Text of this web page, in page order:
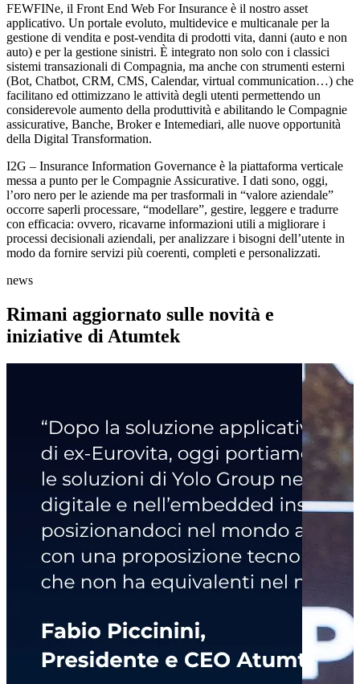
FEWFINe, il Front End Web For Insurance è il nostro asset
applicativo. Un portale evoluto, multidevice e multicanale per la
gestione di vendita e post-vendita di prodotti vita, danni (auto e non
auto) e per la gestione sinistri. È integrato non solo con i classici
sistemi transazionali di Compagnia, ma anche con strumenti esterni
(Bot, Chatbot, CRM, CMS, Calendar, virtual communication…) che
facilitano ed ottimizzano le attività degli utenti permettendo un
considerevole aumento della produttività e abilitando le Compagnie
assicurative, Banche, Broker e Intemediari, alle nuove opportunità
della Digital Transformation.
I2G – Insurance Information Governance è la piattaforma verticale
messa a punto per le Compagnie Assicurative. I dati sono, oggi,
l’oro nero per le aziende ma per trasformali in “valore aziendale”
occorre saperli processare, “modellare”, gestire, leggere e tradurre
con efficacia: ovvero, ricavarne informazioni utili a migliorare i
processi decisionali aziendali, per analizzare i bisogni dell’utente in
modo da fornire servizi più coerenti, completi e personalizzati.
news
Rimani aggiornato sulle novità e
iniziative di Atumtek